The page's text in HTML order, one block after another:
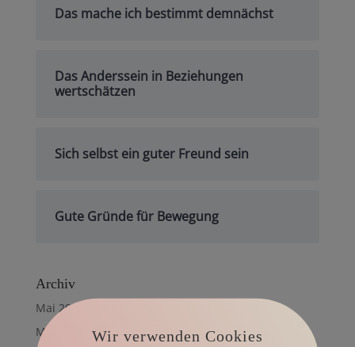
Das mache ich bestimmt demnächst
Das Anderssein in Beziehungen
wertschätzen
Sich selbst ein guter Freund sein
Gute Gründe für Bewegung
Archiv
Mai 2023
März 2023 Wir verwenden Cookies